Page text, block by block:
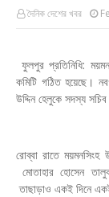
দৈনিক দেশের খবর
ফুলপুর প্রতিনিধি:
কমিটি গঠিত হয়েছে।
উদ্দিন হেলুকে সদস্য সচিব
রোব্বা রাতে
মোতাহার হোসেন
তাছাড়াও একই দিনে